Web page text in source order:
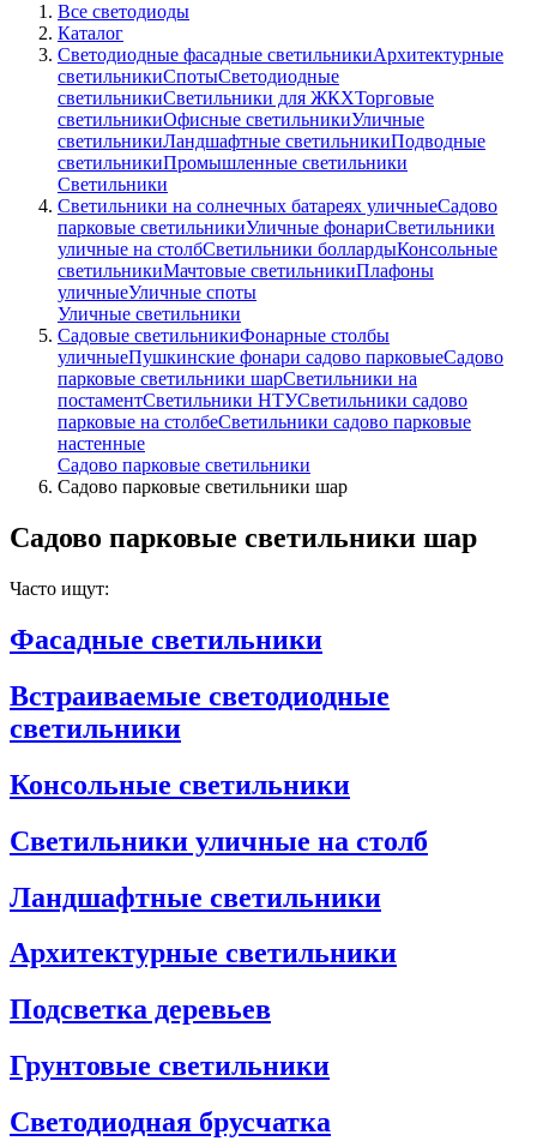
Все светодиоды
Каталог
Светодиодные фасадные светильникиАрхитектурные
светильникиСпотыСветодиодные
светильникиСветильники для ЖКХТорговые
светильникиОфисные светильникиУличные
светильникиЛандшафтные светильникиПодводные
светильникиПромышленные светильники
Светильники
Светильники на солнечных батареях уличныеСадово
парковые светильникиУличные фонариСветильники
уличные на столбСветильники боллардыКонсольные
светильникиМачтовые светильникиПлафоны
уличныеУличные споты
Уличные светильники
Садовые светильникиФонарные столбы
уличныеПушкинские фонари садово парковыеСадово
парковые светильники шарСветильники на
постаментСветильники НТУСветильники садово
парковые на столбеСветильники садово парковые
настенные
Садово парковые светильники
Садово парковые светильники шар
Садово парковые светильники шар
Часто ищут:
Фасадные светильники
Встраиваемые светодиодные
светильники
Консольные светильники
Светильники уличные на столб
Ландшафтные светильники
Архитектурные светильники
Подсветка деревьев
Грунтовые светильники
Светодиодная брусчатка